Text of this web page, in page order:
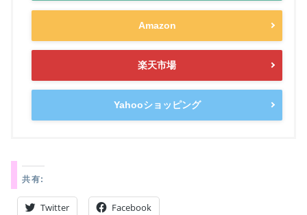
Amazon
楽天市場
Yahooショッピング
共有:
Twitter Facebook